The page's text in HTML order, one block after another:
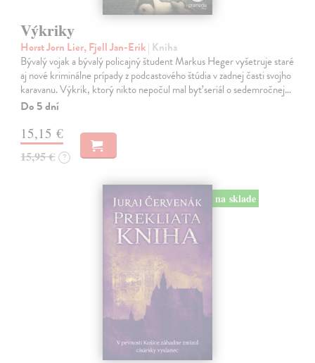
Výkriky
Horst Jorn Lier, Fjell Jan-Erik| Kniha
Bývalý vojak a bývalý policajný študent Markus Heger vyšetruje staré
aj nové kriminálne prípady z podcastového štúdia v zadnej časti svojho
karavanu. Výkrik, ktorý nikto nepočul mal byť seriál o sedemročnej…
Do 5 dní
15,15 €
15,95 € ?
na sklade